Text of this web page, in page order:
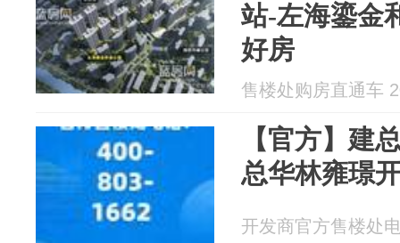
站-左海鎏金
好房
售楼处购房直通车
【官方】建
总华林雍璟
开发商官方售楼处